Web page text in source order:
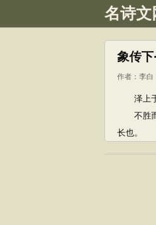
名诗文
象传下
作者： 李白
泽上于
不胜而
长也。